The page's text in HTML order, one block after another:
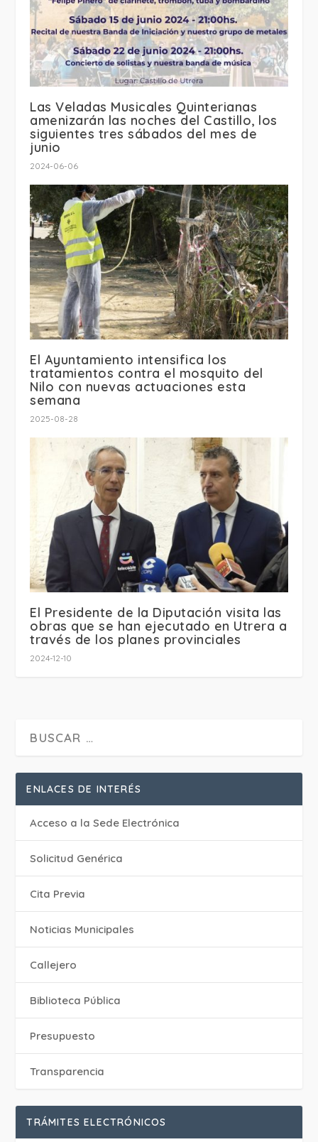
Las Veladas Musicales Quinterianas
amenizarán las noches del Castillo, los
siguientes tres sábados del mes de
junio
2024-06-06
El Ayuntamiento intensifica los
tratamientos contra el mosquito del
Nilo con nuevas actuaciones esta
semana
2025-08-28
El Presidente de la Diputación visita las
obras que se han ejecutado en Utrera a
través de los planes provinciales
2024-12-10
ENLACES DE INTERÉS
Acceso a la Sede Electrónica
Solicitud Genérica
Cita Previa
‎Noticias Municipales
Callejero
Biblioteca Pública
Presupuesto
Transparencia
TRÁMITES ELECTRÓNICOS